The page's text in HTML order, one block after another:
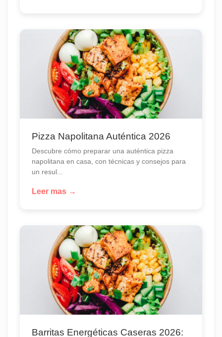
Pizza Napolitana Auténtica 2026
Descubre cómo preparar una auténtica pizza
napolitana en casa, con técnicas y consejos para
un resul...
Leer mas →
Barritas Energéticas Caseras 2026: